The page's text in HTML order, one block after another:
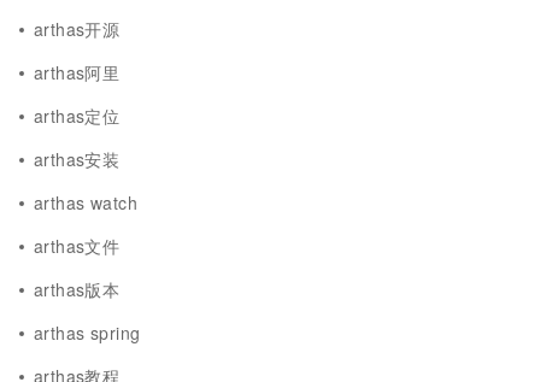
arthas开源
arthas阿里
arthas定位
arthas安装
arthas watch
arthas文件
arthas版本
arthas spring
arthas教程